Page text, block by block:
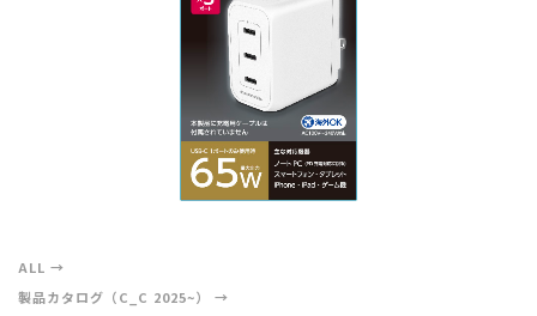
ALL
製品カタログ（C_C 2025~）